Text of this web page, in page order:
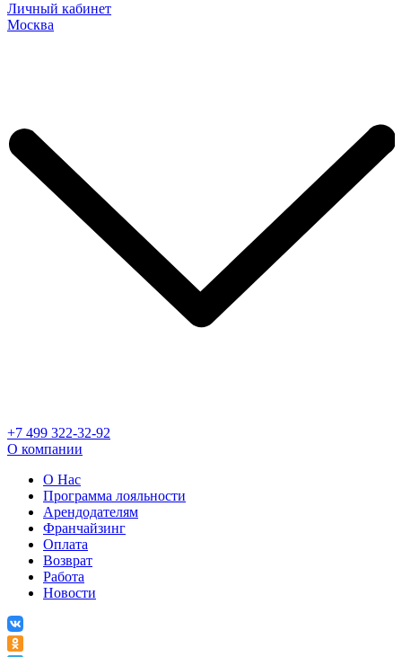
Личный кабинет
Москва
+7 499 322-32-92
О компании
О Нас
Программа лояльности
Арендодателям
Франчайзинг
Оплата
Возврат
Работа
Новости